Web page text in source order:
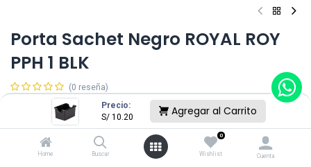
Precio:
S/ 10.20 Agregar al Carrito
Home Buscar
0
Wishlist Cuenta
Porta Sachet Negro ROYAL ROY
PPH 1 BLK
(0 reseña)
10.20
Sin existencias.